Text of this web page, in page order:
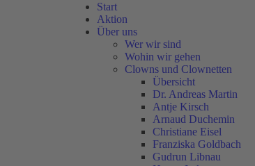
Start
Aktion
Über uns
Wer wir sind
Wohin wir gehen
Clowns und Clownetten
Übersicht
Dr. Andreas Martin
Antje Kirsch
Arnaud Duchemin
Christiane Eisel
Franziska Goldbach
Gudrun Libnau